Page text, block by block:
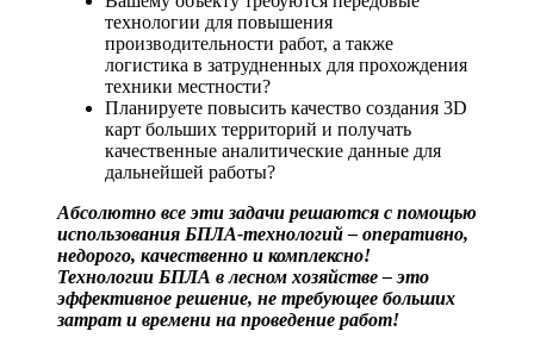
технологии для повышения
производительности работ, а также
логистика в затрудненных для прохождения
техники местности?
Планируете повысить качество создания 3D
карт больших территорий и получать
качественные аналитические данные для
дальнейшей работы?
Абсолютно все эти задачи решаются с помощью
использования БПЛА-технологий – оперативно,
недорого, качественно и комплексно!
Технологии БПЛА в лесном хозяйстве – это
эффективное решение, не требующее больших
затрат и времени на проведение работ!